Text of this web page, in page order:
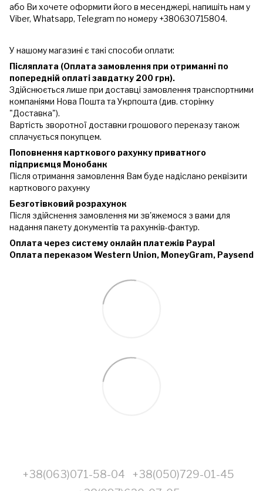
або Ви хочете оформити його в месенджері, напишіть нам у
Viber, Whatsapp, Telegram по номеру +380630715804.
У нашому магазині є такі способи оплати:
Післяплата (Оплата замовлення при отриманні по
попередній оплаті завдатку 200 грн).
Здійснюється лише при доставці замовлення транспортними
компаніями Нова Пошта та Укрпошта (див. сторінку
"Доставка").
Вартість зворотної доставки грошового переказу також
сплачується покупцем.
Поповнення карткового рахунку приватного
підприємця Монобанк
Після отримання замовлення Вам буде надіслано реквізити
карткового рахунку
Безготівковий розрахунок
Після здійснення замовлення ми зв'яжемося з вами для
надання пакету документів та рахунків-фактур.
Оплата через систему онлайн платежів Paypal
Оплата переказом Western Union, MoneyGram, Paysend
+38(063)071-58-04
+38(050)729-01-45